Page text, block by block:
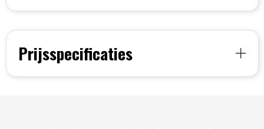
Prijsspecificaties